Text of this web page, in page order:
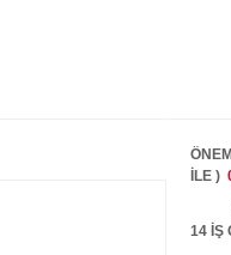
İLE )
14 İŞ